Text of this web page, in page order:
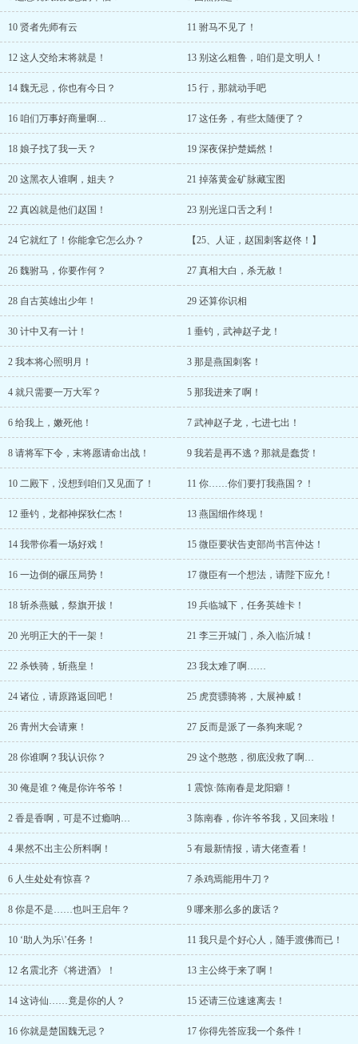
10 贤者先师有云 11 驸马不见了！
12 这人交给末将就是！ 13 别这么粗鲁，咱们是文明人！
14 魏无忌，你也有今日？ 15 行，那就动手吧
16 咱们万事好商量啊… 17 这任务，有些太随便了？
18 娘子找了我一天？ 19 深夜保护楚嫣然！
20 这黑衣人谁啊，姐夫？ 21 掉落黄金矿脉藏宝图
22 真凶就是他们赵国！ 23 别光逞口舌之利！
24 它就红了！你能拿它怎么办？ 【25、人证，赵国刺客赵佟！】
26 魏驸马，你要作何？ 27 真相大白，杀无赦！
28 自古英雄出少年！ 29 还算你识相
30 计中又有一计！ 1 垂钓，武神赵子龙！
2 我本将心照明月！ 3 那是燕国刺客！
4 就只需要一万大军？ 5 那我进来了啊！
6 给我上，嫩死他！ 7 武神赵子龙，七进七出！
8 请将军下令，末将愿请命出战！ 9 我若是再不逃？那就是蠢货！
10 二殿下，没想到咱们又见面了！ 11 你……你们要打我燕国？！
12 垂钓，龙都神探狄仁杰！ 13 燕国细作终现！
14 我带你看一场好戏！ 15 微臣要状告吏部尚书言仲达！
16 一边倒的碾压局势！ 17 微臣有一个想法，请陛下应允！
18 斩杀燕贼，祭旗开拔！ 19 兵临城下，任务英雄卡！
20 光明正大的干一架！ 21 李三开城门，杀入临沂城！
22 杀铁骑，斩燕皇！ 23 我太难了啊……
24 诸位，请原路返回吧！ 25 虎贲骠骑将，大展神威！
26 青州大会请柬！ 27 反而是派了一条狗来呢？
28 你谁啊？我认识你？ 29 这个憨憨，彻底没救了啊…
30 俺是谁？俺是你许爷爷！ 1 震惊·陈南春是龙阳癖！
2 香是香啊，可是不过瘾呐… 3 陈南春，你许爷爷我，又回来啦！
4 果然不出主公所料啊！ 5 有最新情报，请大佬查看！
6 人生处处有惊喜？ 7 杀鸡焉能用牛刀？
8 你是不是……也叫王启年？ 9 哪来那么多的废话？
10 ‘助人为乐\’任务！ 11 我只是个好心人，随手渡佛而已！
12 名震北齐《将进酒》！ 13 主公终于来了啊！
14 这诗仙……竟是你的人？ 15 还请三位速速离去！
16 你就是楚国魏无忌？ 17 你得先答应我一个条件！